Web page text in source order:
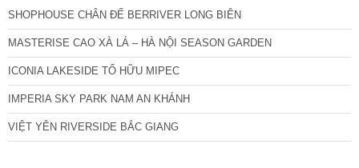
SHOPHOUSE CHÂN ĐẾ BERRIVER LONG BIÊN
MASTERISE CAO XÀ LÁ – HÀ NỘI SEASON GARDEN
ICONIA LAKESIDE TỐ HỮU MIPEC
IMPERIA SKY PARK NAM AN KHÁNH
VIỆT YÊN RIVERSIDE BẮC GIANG